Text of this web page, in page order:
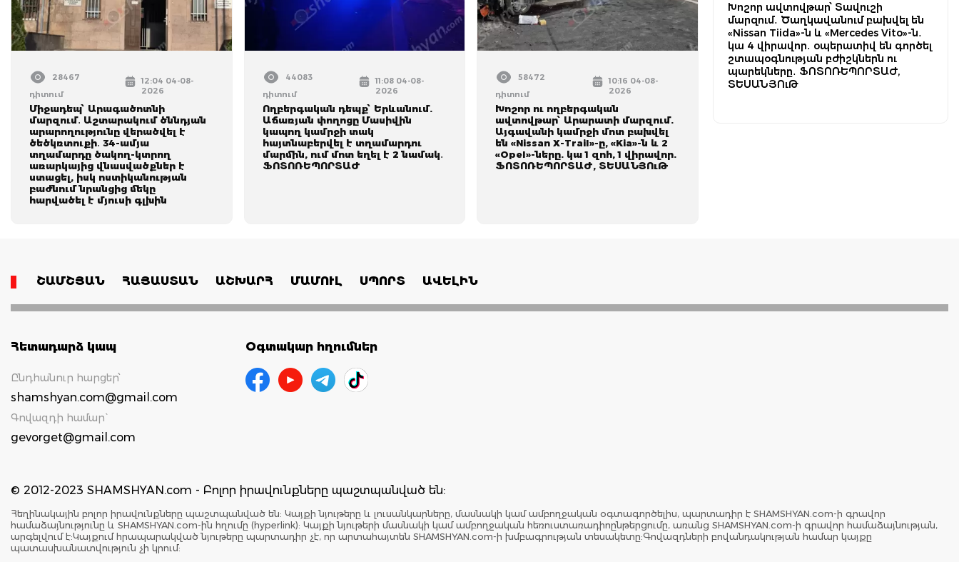
28467
դիտում
12:04 04-08-
2026
Միջադեպ՝ Արագածոտնի
մարզում․ Աշտարակում ծննդյան
արարողությունը վերածվել է
ծեծկռտուքի․ 34-ամյա
տղամարդը ծակող-կտրող
առարկայից վնասվածքներ է
ստացել, իսկ ոստիկանության
բաժնում նրանցից մեկը
հարվածել է մյուսի գլխին
44083
դիտում
11:08 04-08-
2026
Ողբերգական դեպք՝ Երևանում.
Աճառյան փողոցը Մասիվին
կապող կամրջի տակ
հայտնաբերվել է տղամարդու
մարմին, ում մոտ եղել է 2 նամակ․
ՖՈՏՈՌԵՊՈՐՏԱԺ
58472
դիտում
10:16 04-08-
2026
Խոշոր ու ողբերգական
ավտովթար՝ Արարատի մարզում.
Այգավանի կամրջի մոտ բախվել
են «Nissan X-Trail»-ը, «Kia»-ն և 2
«Opel»-ները. կա 1 զոհ, 1 վիրավոր.
ՖՈՏՈՌԵՊՈՐՏԱԺ, ՏԵՍԱՆՅՈւԹ
Խոշոր ավտովթար՝ Տավուշի
մարզում․ Ծաղկավանում բախվել են
«Nissan Tiida»-ն և «Mercedes Vito»-ն․
կա 4 վիրավոր․ օպերատիվ են գործել
շտապօգնության բժիշկներն ու
պարեկները․ ՖՈՏՈՌԵՊՈՐՏԱԺ,
ՏԵՍԱՆՅՈւԹ
ՇԱՄՇՅԱՆ ՀԱՅԱՍՏԱՆ ԱՇԽԱՐՀ ՄԱՄՈՒԼ ՍՊՈՐՏ ԱՎԵԼԻՆ
Հետադարձ կապ
Ընդհանուր հարցեր՝
shamshyan.com@gmail.com
Գովազդի համար`
gevorget@gmail.com
Օգտակար հղումներ
© 2012-2023 SHAMSHYAN.com - Բոլոր իրավունքները պաշտպանված են:
Հեղինակային բոլոր իրավունքները պաշտպանված են: Կայքի նյութերը և լուսանկարները, մասնակի կամ ամբողջական օգտագործելիս, պարտադիր է SHAMSHYAN.com-ի գրավոր
համաձայնությունը և SHAMSHYAN.com-ին հղումը (hyperlink): Կայքի նյութերի մասնակի կամ ամբողջական հեռուստառադիոընթերցումը, առանց SHAMSHYAN.com-ի գրավոր համաձայնության,
արգելվում է:Կայքում հրապարակված նյութերը պարտադիր չէ, որ արտահայտեն SHAMSHYAN.com-ի խմբագրության տեսակետը:Գովազդների բովանդակության համար կայքը
պատասխանատվություն չի կրում: